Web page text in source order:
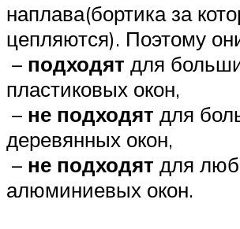
наплава(бортика за
цепляются). Поэтому
– подходят для
пластиковых окон,
– не подходят для
деревянных окон,
– не подходят для
алюминиевых окон.